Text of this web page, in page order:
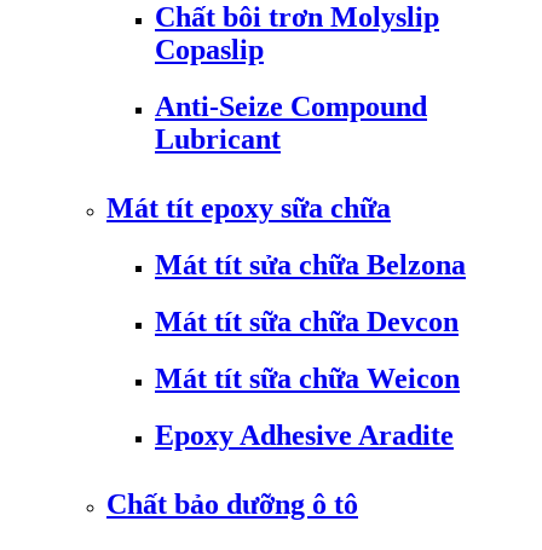
Chất bôi trơn Molyslip
Copaslip
Anti-Seize Compound
Lubricant
Mát tít epoxy sữa chữa
Mát tít sửa chữa Belzona
Mát tít sữa chữa Devcon
Mát tít sữa chữa Weicon
Epoxy Adhesive Aradite
Chất bảo dưỡng ô tô